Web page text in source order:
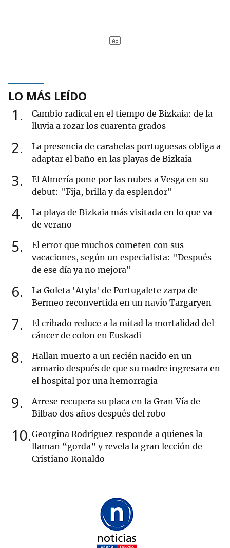
LO MÁS LEÍDO
1
Cambio radical en el tiempo de Bizkaia: de la
lluvia a rozar los cuarenta grados
2
La presencia de carabelas portuguesas obliga a
adaptar el baño en las playas de Bizkaia
3
El Almería pone por las nubes a Vesga en su
debut: "Fija, brilla y da esplendor"
4
La playa de Bizkaia más visitada en lo que va
de verano
5
El error que muchos cometen con sus
vacaciones, según un especialista: "Después
de ese día ya no mejora"
6
La Goleta 'Atyla' de Portugalete zarpa de
Bermeo reconvertida en un navío Targaryen
7
El cribado reduce a la mitad la mortalidad del
cáncer de colon en Euskadi
8
Hallan muerto a un recién nacido en un
armario después de que su madre ingresara en
el hospital por una hemorragia
9
Arrese recupera su placa en la Gran Vía de
Bilbao dos años después del robo
10 Georgina Rodríguez responde a quienes la
llaman “gorda” y revela la gran lección de
Cristiano Ronaldo